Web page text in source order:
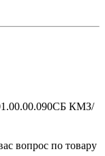
КМЗ/
вопрос по товару